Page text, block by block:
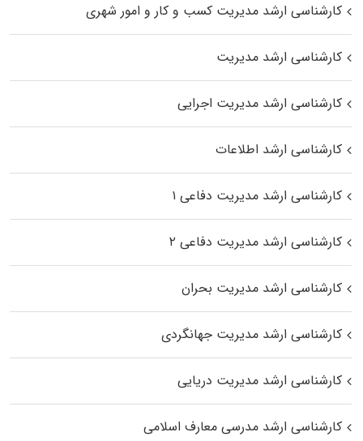
کارشناسی ارشد مدیریت کسب و کار و امور شهری
کارشناسی ارشد مدیریت
کارشناسی ارشد مدیریت اجرایی
کارشناسی ارشد اطلاعات
کارشناسی ارشد مدیریت دفاعی ۱
کارشناسی ارشد مدیریت دفاعی ۲
کارشناسی ارشد مدیریت بحران
کارشناسی ارشد مدیریت جهانگردی
کارشناسی ارشد مدیریت دریایی
کارشناسی ارشد مدرسی معارف اسلامی